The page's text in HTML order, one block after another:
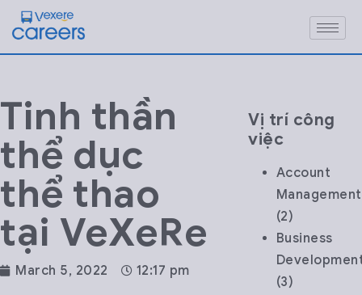
Tinh thần
thể dục
thể thao
tại VeXeRe
March 5, 2022 12:17 pm
Vị trí công
việc
Account
Management
(2)
Business
(3)